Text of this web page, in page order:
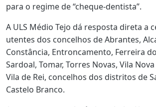
para o regime de “cheque-dentista”.
A ULS Médio Tejo dá resposta direta a
utentes dos concelhos de Abrantes,
Constância, Entroncamento, Ferreira
Sardoal, Tomar, Torres Novas, Vila
Vila de Rei, concelhos dos distritos de
Castelo Branco.